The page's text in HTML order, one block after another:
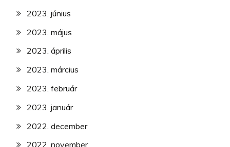
2023. június
2023. május
2023. április
2023. március
2023. február
2023. január
2022. december
2022. november